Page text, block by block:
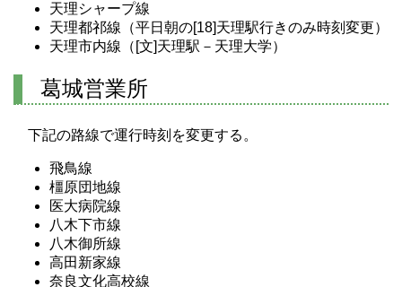
天理シャープ線
天理都祁線（平日朝の[18]天理駅行きのみ時刻変更）
天理市内線（[文]天理駅－天理大学）
葛城営業所
下記の路線で運行時刻を変更する。
飛鳥線
橿原団地線
医大病院線
八木下市線
八木御所線
高田新家線
奈良文化高校線